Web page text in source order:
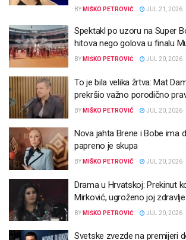
BY MIŠKO PETROVIĆ JUL 21, 2026
Spektakl po uzoru na Super
hitova nego golova u finalu
BY MIŠKO PETROVIĆ JUL 20, 2026
To je bila velika žrtva: Mat
prekršio važno porodično
BY MIŠKO PETROVIĆ JUL 20, 2026
Nova jahta Brene i Bobe ima
papreno je skupa
BY MIŠKO PETROVIĆ JUL 20, 2026
Drama u Hrvatskoj: Prekinut
Mirković, ugroženo joj zdravlje
BY MIŠKO PETROVIĆ JUL 20, 2026
Svetske zvezde na premijeri